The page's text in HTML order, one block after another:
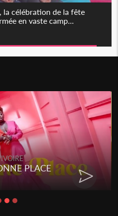
la célébration de la fête
en vaste camp...
PLACE